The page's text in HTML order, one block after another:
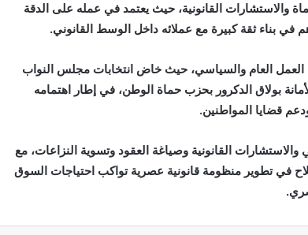
القانونية، حيث يعتمد في عمله على الدقة
في بناء ثقة كبيرة مع عملائه داخل الوسط القانوني.
العام والسياسي، حيث خاض انتخابات مجلس النواب
بولاق الدكرور بحزب حماة الوطن، في إطار اهتمامه
قضايا المواطنين.
القانونية وصياغة العقود وتسوية النزاعات، مع
في تطوير منظومة قانونية عصرية تواكب احتياجات السوق